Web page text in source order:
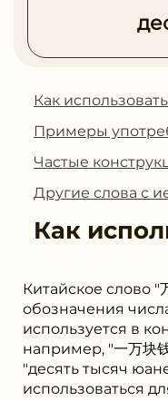
Как
Примеры
Частые
Другие слова с
Как
Китайское слово "
обозначения
используется в
например, "一万块
"десять тысяч
использоваться